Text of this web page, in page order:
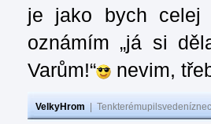
je jako bych celej
oznámím „já si
Varům!“
nevim,
VelkyHrom